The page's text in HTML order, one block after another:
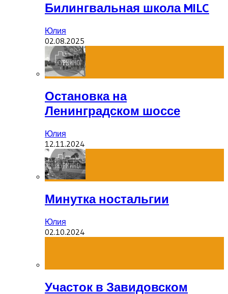
Билингвальная школа MILC
Юлия
02.08.2025
Остановка на
Ленинградском шоссе
Юлия
12.11.2024
Минутка ностальгии
Юлия
02.10.2024
Участок в Завидовском